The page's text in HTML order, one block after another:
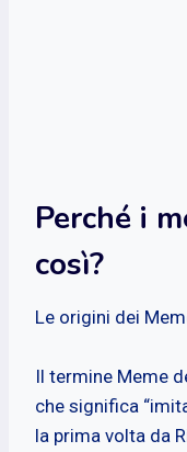
Perché i
così?
Le origini dei
Il termine Meme
che significa
la prima volta da